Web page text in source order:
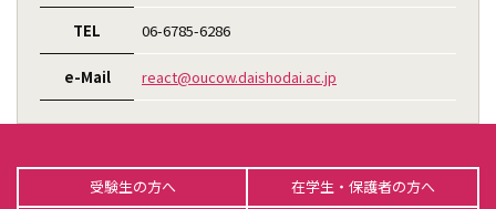
地域連携の取り組み
国際交流
大商大ビジネス・アイディアコンテスト
大商大ビジネス・アイディアコンテスト商品開発プログラム
TEL 06-6785-6286
e-Mail react@oucow.daishodai.ac.jp
受験生の方へ
在学生・保護者の方へ